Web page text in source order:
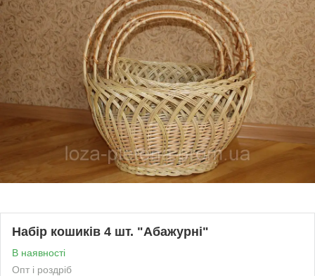
Набір кошиків 4 шт. "Абажурні"
В наявності
Опт і роздріб